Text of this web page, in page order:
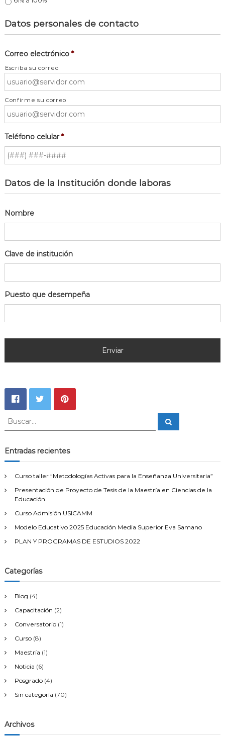
Datos personales de contacto
Correo electrónico *
Escriba su correo
Confirme su correo
Teléfono celular *
Datos de la Institución donde laboras
Nombre
Clave de institución
Puesto que desempeña
B
c
a
:
B
u
Entradas recientes
Curso taller “Metodologías Activas para la Enseñanza Universitaria”
Presentación de Proyecto de Tesis de la Maestría en Ciencias de la
Educación.
Curso Admisión USICAMM
Modelo Educativo 2025 Educación Media Superior Eva Samano
PLAN Y PROGRAMAS DE ESTUDIOS 2022
Categorías
Blog (4)
Capacitación (2)
Conversatorio(1)
Curso(8)
Maestría (1)
Noticia (6)
Posgrado(4)
Sin categoría (70)
Archivos